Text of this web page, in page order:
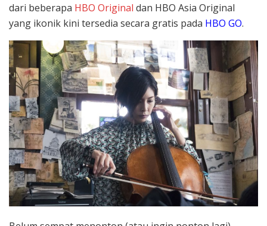
dari beberapa HBO Original dan HBO Asia Original
yang ikonik kini tersedia secara gratis pada HBO GO.